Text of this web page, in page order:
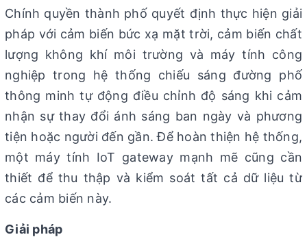
Chính quyền thành phố quyết định thực hiện giải
pháp với cảm biến bức xạ mặt trời, cảm biến chất
lượng không khí môi trường và máy tính công
nghiệp trong hệ thống chiếu sáng đường phố
thông minh tự động điều chỉnh độ sáng khi cảm
nhận sự thay đổi ánh sáng ban ngày và phương
tiện hoặc người đến gần. Để hoàn thiện hệ thống,
một máy tính IoT gateway mạnh mẽ cũng cần
thiết để thu thập và kiểm soát tất cả dữ liệu từ
các cảm biến này.
Giải pháp